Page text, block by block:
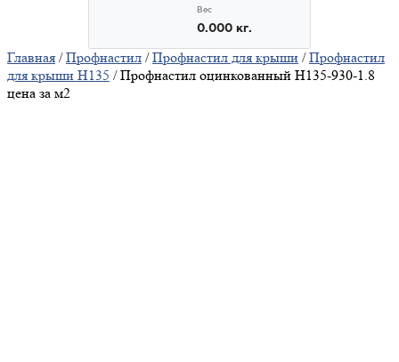
Главная /Профнастил /Профнастил для крыши /Профнастил
для крыши Н135 / Профнастил оцинкованный Н135-930-1.8
цена за м2